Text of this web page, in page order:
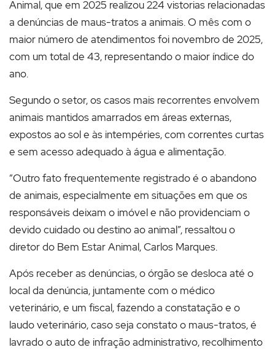
Animal, que em 2025 realizou 224 vistorias relacionadas
a denúncias de maus-tratos a animais. O mês com o
maior número de atendimentos foi novembro de 2025,
com um total de 43, representando o maior índice do
ano.
Segundo o setor, os casos mais recorrentes envolvem
animais mantidos amarrados em áreas externas,
expostos ao sol e às intempéries, com correntes curtas
e sem acesso adequado à água e alimentação.
“Outro fato frequentemente registrado é o abandono
de animais, especialmente em situações em que os
responsáveis deixam o imóvel e não providenciam o
devido cuidado ou destino ao animal”, ressaltou o
diretor do Bem Estar Animal, Carlos Marques.
Após receber as denúncias, o órgão se desloca até o
local da denúncia, juntamente com o médico
veterinário, e um fiscal, fazendo a constatação e o
laudo veterinário, caso seja constato o maus-tratos, é
lavrado o auto de infração administrativo, recolhimento